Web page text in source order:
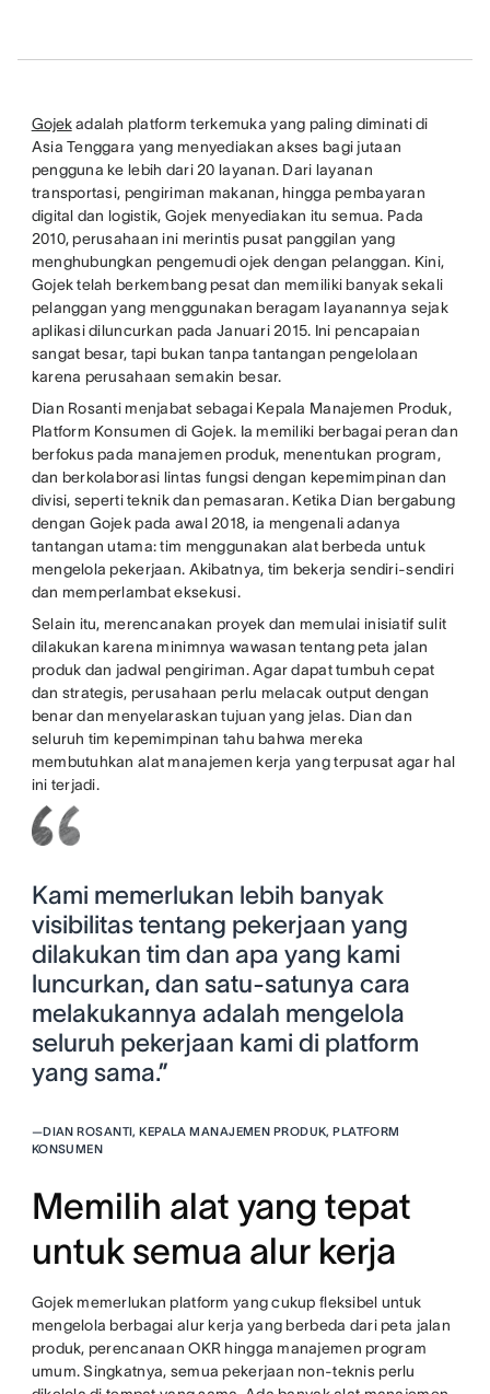
Gojekadalah platform terkemuka yang paling diminati di
Asia Tenggara yang menyediakan akses bagi jutaan
pengguna ke lebih dari 20 layanan. Dari layanan
transportasi, pengiriman makanan, hingga pembayaran
digital dan logistik, Gojek menyediakan itu semua. Pada
2010, perusahaan ini merintis pusat panggilan yang
menghubungkan pengemudi ojek dengan pelanggan. Kini,
Gojek telah berkembang pesat dan memiliki banyak sekali
pelanggan yang menggunakan beragam layanannya sejak
aplikasi diluncurkan pada Januari 2015. Ini pencapaian
sangat besar, tapi bukan tanpa tantangan pengelolaan
karena perusahaan semakin besar.
Dian Rosanti menjabat sebagai Kepala Manajemen Produk,
Platform Konsumen di Gojek. Ia memiliki berbagai peran dan
berfokus pada manajemen produk, menentukan program,
dan berkolaborasi lintas fungsi dengan kepemimpinan dan
divisi, seperti teknik dan pemasaran. Ketika Dian bergabung
dengan Gojek pada awal 2018, ia mengenali adanya
tantangan utama: tim menggunakan alat berbeda untuk
mengelola pekerjaan. Akibatnya, tim bekerja sendiri-sendiri
dan memperlambat eksekusi.
Selain itu, merencanakan proyek dan memulai inisiatif sulit
dilakukan karena minimnya wawasan tentang peta jalan
produk dan jadwal pengiriman. Agar dapat tumbuh cepat
dan strategis, perusahaan perlu melacak output dengan
benar dan menyelaraskan tujuan yang jelas. Dian dan
seluruh tim kepemimpinan tahu bahwa mereka
membutuhkan alat manajemen kerja yang terpusat agar hal
ini terjadi.
Kami memerlukan lebih banyak
visibilitas tentang pekerjaan yang
dilakukan tim dan apa yang kami
luncurkan, dan satu-satunya cara
melakukannya adalah mengelola
seluruh pekerjaan kami di platform
yang sama.”
—DIAN ROSANTI, KEPALA MANAJEMEN PRODUK, PLATFORM
KONSUMEN
Memilih alat yang tepat
untuk semua alur kerja
Gojek memerlukan platform yang cukup fleksibel untuk
mengelola berbagai alur kerja yang berbeda dari peta jalan
produk, perencanaan OKR hingga manajemen program
umum. Singkatnya, semua pekerjaan non-teknis perlu